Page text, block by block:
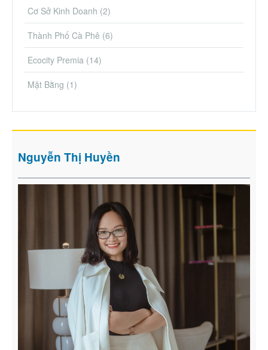
Cơ Sở Kinh Doanh (2)
Thành Phố Cà Phê (6)
Ecocity Premia (14)
Mặt Bằng (1)
Nguyễn Thị Huyền